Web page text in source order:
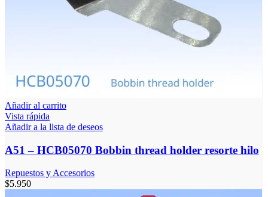
Añadir al carrito
Vista rápida
Añadir a la lista de deseos
A51 – HCB05070 Bobbin thread holder resorte hilo
Repuestos y Accesorios
$5.950